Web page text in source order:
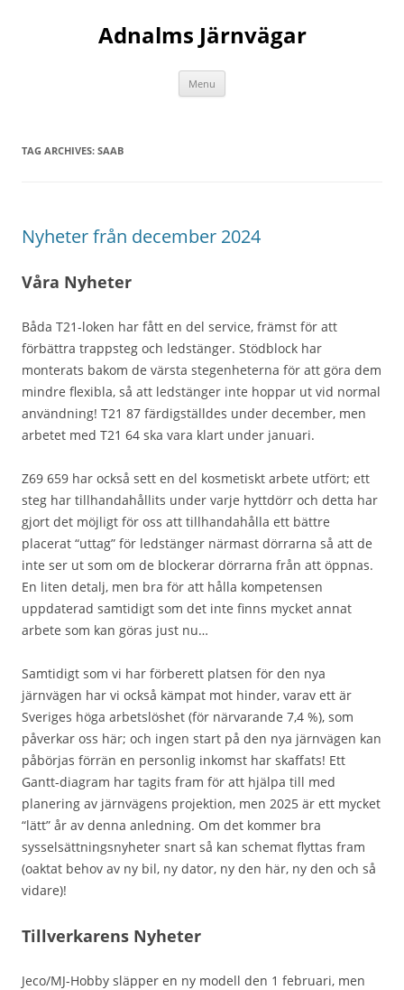
Adnalms Järnvägar
Menu
TAG ARCHIVES: SAAB
Nyheter från december 2024
Våra Nyheter
Båda T21-loken har fått en del service, främst för att
förbättra trappsteg och ledstänger. Stödblock har
monterats bakom de värsta stegenheterna för att göra dem
mindre flexibla, så att ledstänger inte hoppar ut vid normal
användning! T21 87 färdigställdes under december, men
arbetet med T21 64 ska vara klart under januari.
Z69 659 har också sett en del kosmetiskt arbete utfört; ett
steg har tillhandahållits under varje hyttdörr och detta har
gjort det möjligt för oss att tillhandahålla ett bättre
placerat “uttag” för ledstänger närmast dörrarna så att de
inte ser ut som om de blockerar dörrarna från att öppnas.
En liten detalj, men bra för att hålla kompetensen
uppdaterad samtidigt som det inte finns mycket annat
arbete som kan göras just nu…
Samtidigt som vi har förberett platsen för den nya
järnvägen har vi också kämpat mot hinder, varav ett är
Sveriges höga arbetslöshet (för närvarande 7,4 %), som
påverkar oss här; och ingen start på den nya järnvägen kan
påbörjas förrän en personlig inkomst har skaffats! Ett
Gantt-diagram har tagits fram för att hjälpa till med
planering av järnvägens projektion, men 2025 är ett mycket
“lätt” år av denna anledning. Om det kommer bra
sysselsättningsnyheter snart så kan schemat flyttas fram
(oaktat behov av ny bil, ny dator, ny den här, ny den och så
vidare)!
Tillverkarens Nyheter
Jeco/MJ-Hobby släpper en ny modell den 1 februari, men